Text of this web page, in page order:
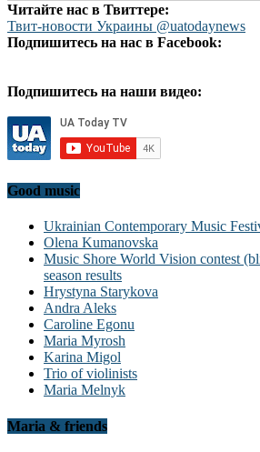
Читайте нас в Твиттере:
Твит-новости Украины @uatodaynews
Подпишитесь на нас в Facebook:
Подпишитесь на наши видео:
Good music
Ukrainian Contemporary Music
Olena Kumanovska
Music Shore World Vision contest
season results
Hrystyna Starykova
Andra Aleks
Caroline Egonu
Maria Myrosh
Karina Migol
Trio of violinists
Maria Melnyk
Maria & friends